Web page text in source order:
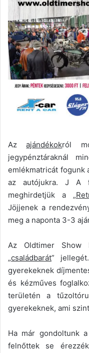
Azajándékokról
jegypénztáraknál
emlékmatricát fogunk
az autójukra. J A
meghirdetjük a „
Jöjjenek a
meg a naponta 3-3
Az Oldtimer Show
„családbarát”
gyerekeknek
és kézműves
területén a
gyerekeknek, ami
Ha már gondoltunk
felnőttek se